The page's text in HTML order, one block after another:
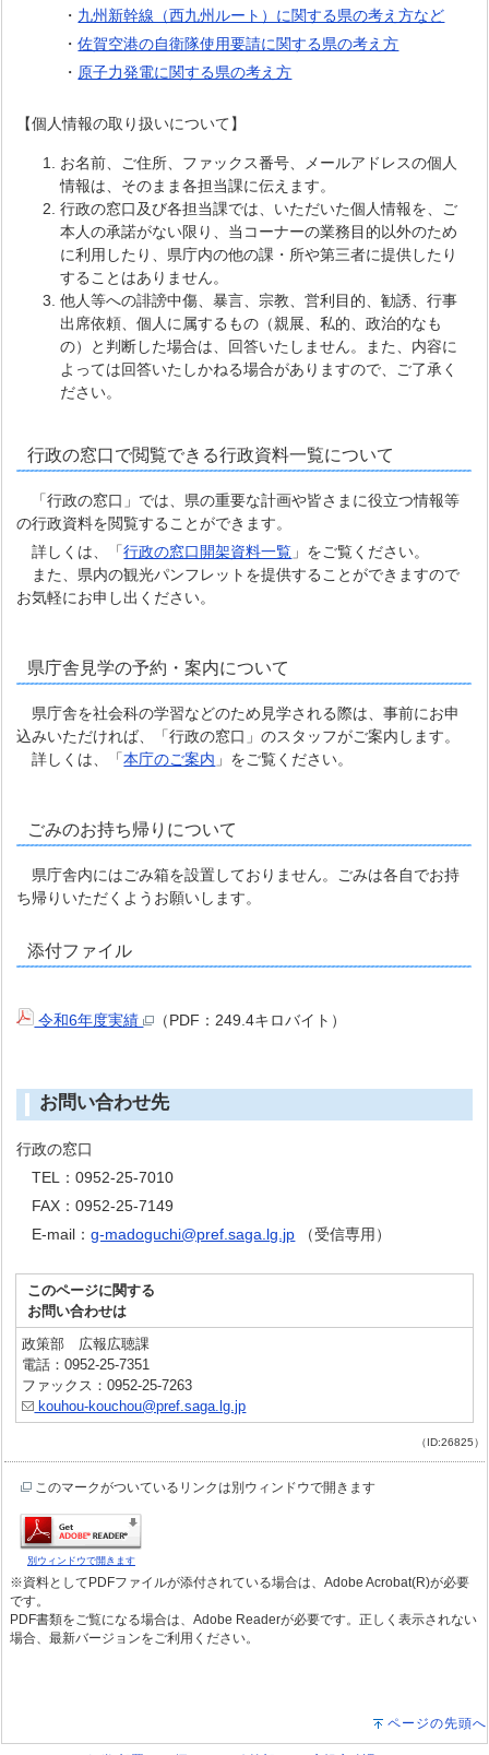
・ 九州新幹線（西九州ルート）に関する県の考え方など
・佐賀空港の自衛隊使用要請に関する県の考え方
・ 原子力発電に関する県の考え方
【個人情報の取り扱いについて】
お名前、ご住所、ファックス番号、メールアドレスの個人
情報は、そのまま各担当課に伝えます。
行政の窓口及び各担当課では、いただいた個人情報を、ご
本人の承諾がない限り、当コーナーの業務目的以外のため
に利用したり、県庁内の他の課・所や第三者に提供したり
することはありません。
他人等への誹謗中傷、暴言、宗教、営利目的、勧誘、行事
出席依頼、個人に属するもの（親展、私的、政治的なも
の）と判断した場合は、回答いたしません。また、内容に
よっては回答いたしかねる場合がありますので、ご了承く
ださい。
行政の窓口で閲覧できる行政資料一覧について
「行政の窓口」では、県の重要な計画や皆さまに役立つ情報等
の行政資料を閲覧することができます。
詳しくは、「行政の窓口開架資料一覧 」をご覧ください。
また、県内の観光パンフレットを提供することができますので
お気軽にお申し出ください。
県庁舎見学の予約・案内について
県庁舎を社会科の学習などのため見学される際は、事前にお申
込みいただければ、「行政の窓口」のスタッフがご案内します。
詳しくは、「本庁のご案内 」をご覧ください。
ごみのお持ち帰りについて
県庁舎内にはごみ箱を設置しておりません。ごみは各自でお持
ち帰りいただくようお願いします。
添付ファイル
令和6年度実績 （PDF：249.4キロバイト）
お問い合わせ先
行政の窓口
TEL：0952-25-7010
FAX：0952-25-7149
E-mail：g-madoguchi@pref.saga.lg.jp （受信専用）
このページに関する
お問い合わせは
政策部 広報広聴課
電話：0952-25-7351
ファックス：0952-25-7263
kouhou-kouchou@pref.saga.lg.jp
（ID:26825）
このマークがついているリンクは別ウィンドウで開きます
別ウィンドウで開きます
※資料としてPDFファイルが添付されている場合は、Adobe Acrobat(R)が必要
です。
PDF書類をご覧になる場合は、Adobe Readerが必要です。正しく表示されない
場合、最新バージョンをご利用ください。
ページの先頭へ